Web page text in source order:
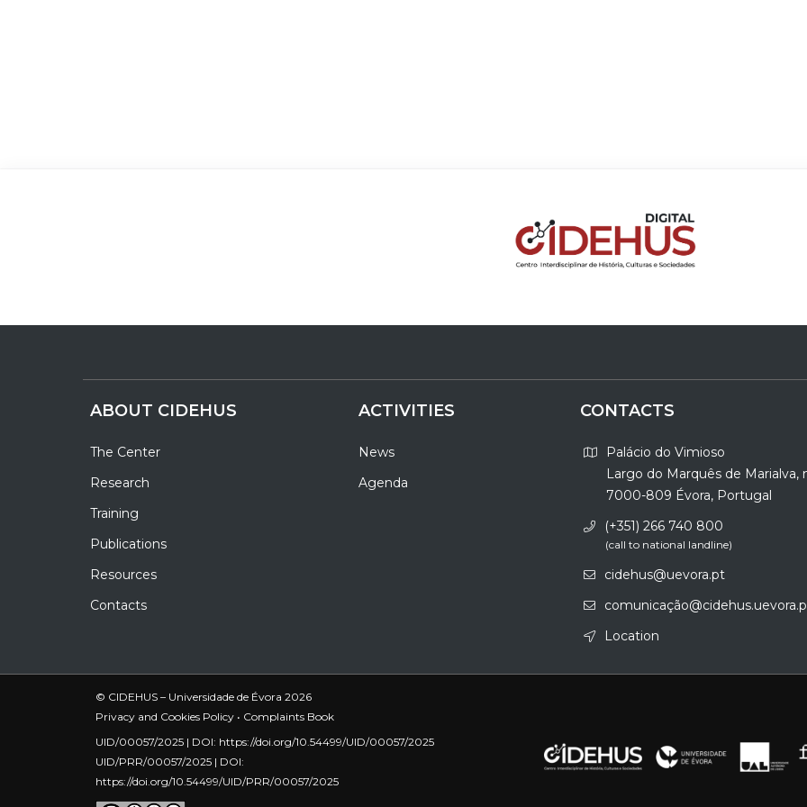
ABOUT CIDEHUS
The Center
Research
Training
Publications
Resources
Contacts
ACTIVITIES
News
Agenda
CONTACTS
Palácio do Vimioso
Largo do Marquês de Marialva,
7000-809 Évora, Portugal
(+351) 266 740 800
(call to national landline)
cidehus@uevora.pt
Location
© CIDEHUS – Universidade de Évora 2026
Privacy and Cookies Policy • Complaints Book
UID/00057/2025 | DOI: https://doi.org/10.54499/UID/00057/2025
UID/PRR/00057/2025 | DOI:
https://doi.org/10.54499/UID/PRR/00057/2025